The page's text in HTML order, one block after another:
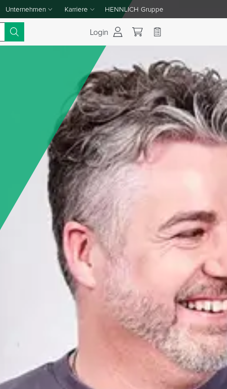
Unternehmen
Dropdown-Menü Unternehmen umschalten
Karriere
Dropdown-Menü Karriere umschalten
HENNLICH Gruppe
Login